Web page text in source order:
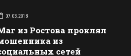
07.03.2018
из Ростова проклял
из
сетей